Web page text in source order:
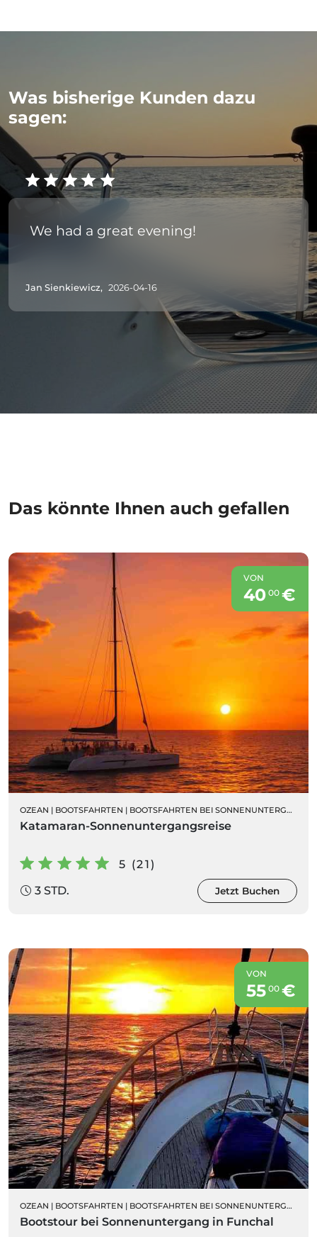
Was bisherige Kunden dazu
sagen:
We had a great evening!
Jan Sienkiewicz, 2026-04-16
Das könnte Ihnen auch gefallen
VON
40 00€
OZEAN | BOOTSFAHRTEN | BOOTSFAHRTEN BEI SONNENUNTERGANG
Katamaran-Sonnenuntergangsreise
5 (21)
3 STD.
Jetzt Buchen
VON
55 00€
OZEAN | BOOTSFAHRTEN | BOOTSFAHRTEN BEI SONNENUNTERGANG
Bootstour bei Sonnenuntergang in Funchal